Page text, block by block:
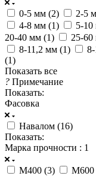
0-5 мм (2) 2-5
4-8 мм (1) 5-
20-40 мм (1) 25-
8-11,2 мм (1)
(1)
Показать все
? Примечание
Показать:
Фасовка
Навалом (16)
Показать:
Марка прочности : 1
М400 (3) М600